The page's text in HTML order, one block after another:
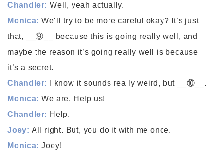
Chandler: Well, yeah actually.
Monica: We’ll try to be more careful okay? It’s just
that, __⑨__ because this is going really well, and
maybe the reason it’s going really well is because
it’s a secret.
Chandler:
I know it sounds really weird, but __⑩__.
Monica: We are. Help us!
Chandler: Help.
Joey: All right. But, you do it with me once.
Monica: Joey!